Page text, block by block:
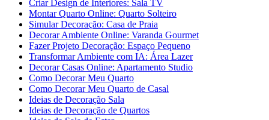
Criar Design de Interiores: Sala TV
Montar Quarto Online: Quarto Solteiro
Simular Decoração: Casa de Praia
Decorar Ambiente Online: Varanda Gourmet
Fazer Projeto Decoração: Espaço Pequeno
Transformar Ambiente com IA: Área Lazer
Decorar Casas Online: Apartamento Studio
Como Decorar Meu Quarto
Como Decorar Meu Quarto de Casal
Ideias de Decoração Sala
Ideias de Decoração de Quartos